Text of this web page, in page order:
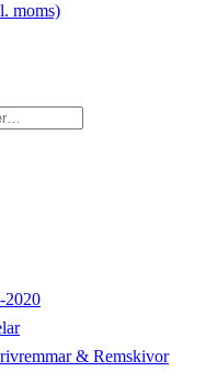
moms)
2020
& Remskivor